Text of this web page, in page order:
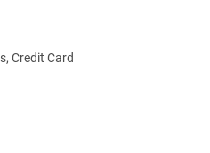
Credit Card